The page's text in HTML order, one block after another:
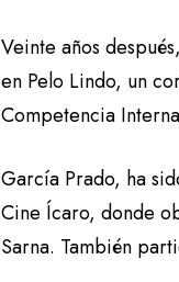
Veinte años
en Pelo Lindo, un
Competencia
García Prado, ha
Cine Ícaro, donde
Sarna. También